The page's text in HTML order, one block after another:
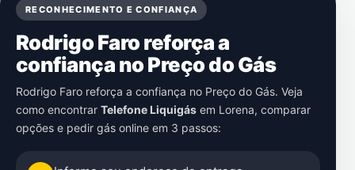
RECONHECIMENTO E CONFIANÇA
Rodrigo Faro reforça a
confiança no Preço do Gás
Rodrigo Faro reforça a confiança no Preço do Gás. Veja
como encontrar Telefone Liquigás em Lorena, comparar
opções e pedir gás online em 3 passos: